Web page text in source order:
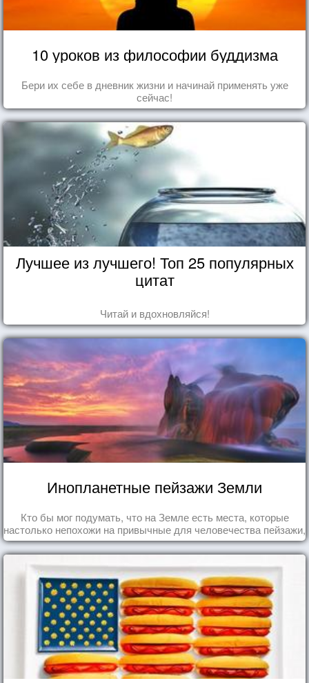
10 уроков из философии буддизма
Бери их себе в дневник жизни и начинай применять уже
сейчас!
Лучшее из лучшего! Топ 25 популярных
цитат
Читай и вдохновляйся!
Инопланетные пейзажи Земли
Кто бы мог подумать, что на Земле есть места, которые
настолько непохожи на привычные для человечества пейзажи,
что кажутся и вовсе инопланетными!